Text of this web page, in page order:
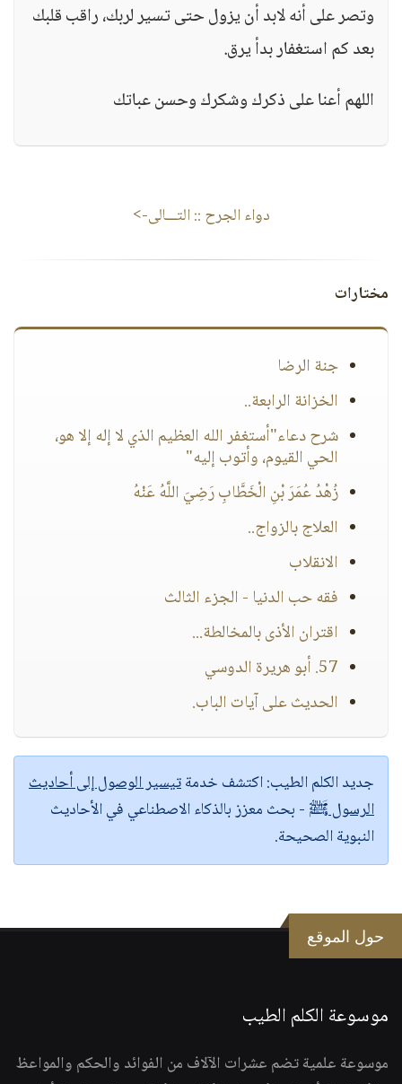
وتصر على أنه لابد أن يزول حتى تسير لربك، راقب قلبك
بعد كم استغفار بدأ يرق.
اللهم أعنا على ذكرك وشكرك وحسن عباتك
دواء الجرح :: التـــالى->
مختارات
جنة الرضا
الخزانة الرابعة..
شرح دعاء"أستغفر الله العظيم الذي لا إله إلا هو،
الحي القيوم، وأتوب إليه"
زُهْدُ عُمَرَ بْنِ الْخَطَّابِ رَضِيَ اللَّهُ عَنْهُ
العلاج بالزواج..
الانقلاب
فقه حب الدنيا - الجزء الثالث
اقتران الأذى بالمخالطة...
57. أبو هريرة الدوسي
الحديث على آيات الباب.
جديد الكلم الطيب:اكتشف خدمةتيسير الوصول إلى أحاديث
الرسول ﷺ - بحث معزز بالذكاء الاصطناعي في الأحاديث
النبوية الصحيحة.
حول الموقع
موسوعة الكلم الطيب
موسوعة علمية تضم عشرات الآلاف من الفوائد والحكم والمواعظ